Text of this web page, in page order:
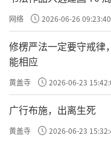
网络 2026-06-26 09:23:40
修楞严法一定要守戒律
能相应
黄盖寺 2026-06-23
广行布施，出离生死
黄盖寺 2026-06-23